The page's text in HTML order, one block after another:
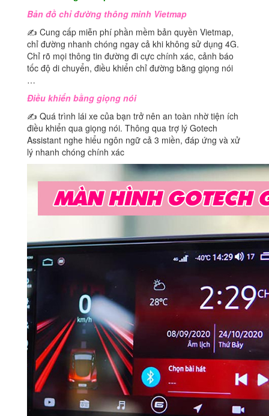
Bản đồ chỉ đường thông minh Vietmap
✍ Cung cấp miễn phí phần mềm bản quyền Vietmap,
chỉ đường nhanh chóng ngay cả khi không sử dụng 4G.
Chỉ rõ mọi thông tin đường đi cực chính xác, cảnh báo
tốc độ di chuyển, điều khiển chỉ đường bằng giọng nói
…
Điều khiển bằng giọng nói
✍ Quá trình lái xe của bạn trở nên an toàn nhờ tiện ích
điều khiển qua giọng nói. Thông qua trợ lý Gotech
Assistant nghe hiểu ngôn ngữ cả 3 miền, đáp ứng và xử
lý nhanh chóng chính xác